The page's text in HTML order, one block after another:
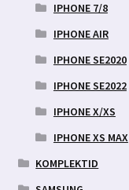
IPHONE 7/8
IPHONE AIR
IPHONE SE2020
IPHONE SE2022
IPHONE X/XS
IPHONE XS MAX
KOMPLEKTID